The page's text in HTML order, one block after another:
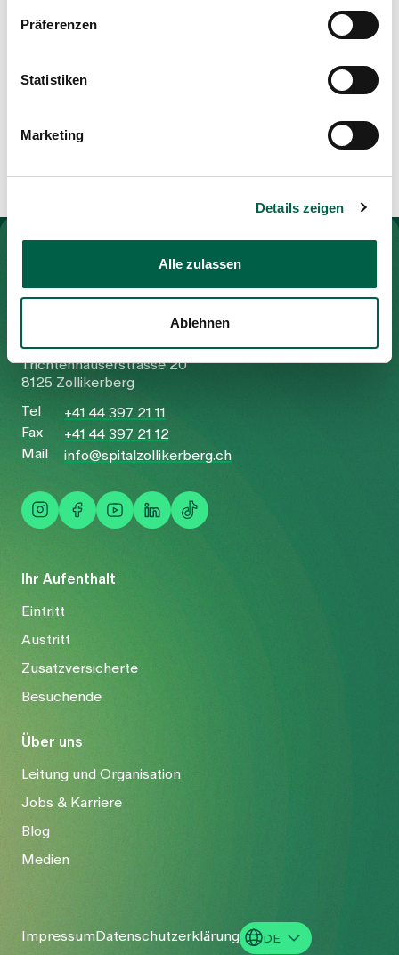
Präferenzen
Statistiken
Marketing
Details zeigen
Alle zulassen
Ablehnen
Beitrag teilen
Zur Gesundheitswelt Zollikerberg
Ihr Aufenthalt
Eintritt
Austritt
Zusatzversicherte
Besuchende
Über uns
Leitung und Organisation
Jobs & Karriere
Blog
Medien
Trichtenhauserstrasse 20
8125 Zollikerberg
Tel
+41 44 397 21 11
Fax
+41 44 397 21 12
Mail
info@spitalzollikerberg.ch
ImpressumDatenschutzerklärung
DE